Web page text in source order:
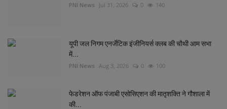
PNI News Jul 31, 2026 0 140
यूपी जल निगम एनर्जेटिक इंजीनियर्स क्लब की चौथी आम सभा
में...
PNI News Aug 3, 2026 0 100
फेडरेशन ऑफ पंजाबी एसोसिएशन की मातृशक्ति ने गौशाला में
की...